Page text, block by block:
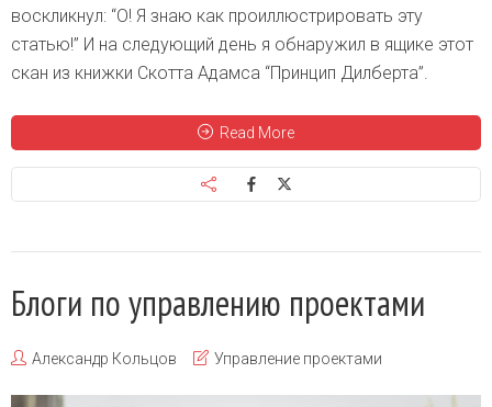
воскликнул: “О! Я знаю как проиллюстрировать эту
статью!” И на следующий день я обнаружил в ящике этот
скан из книжки Скотта Адамса “Принцип Дилберта”.
Read More
Блоги по управлению проектами
Александр Кольцов Управление проектами